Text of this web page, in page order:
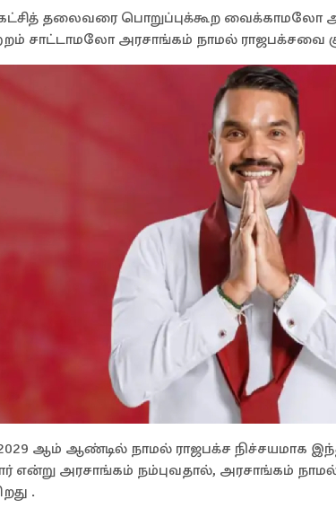
தலைவரை பொறுப்புக்கூற வைக்காமலோ
சாட்டாமலோ அரசாங்கம் நாமல் ராஜபக்சவை
ஆம் ஆண்டில் நாமல் ராஜபக்ச நிச்சயமாக
என்று அரசாங்கம் நம்புவதால், அரசாங்கம்
.